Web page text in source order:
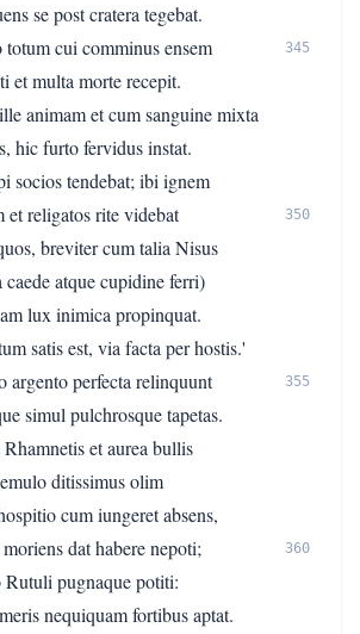
se post cratera tegebat.
totum cui comminus ensem
345
et multa morte recepit.
animam et cum sanguine mixta
hic furto fervidus instat.
socios tendebat; ibi ignem
et religatos rite videbat
350
breviter cum talia Nisus
atque cupidine ferri)
lux inimica propinquat.
satis est, via facta per hostis.'
argento perfecta relinquunt
355
simul pulchrosque tapetas.
et aurea bullis
ditissimus olim
cum iungeret absens,
dat habere nepoti;
360
pugnaque potiti:
nequiquam fortibus aptat.